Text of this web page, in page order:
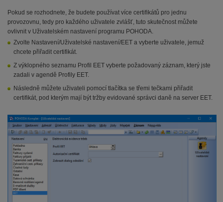
Pokud se rozhodnete, že budete používat více certifikátů pro jednu
provozovnu, tedy pro každého uživatele zvlášť, tuto skutečnost můžete
ovlivnit v Uživatelském nastavení programu POHODA.
Zvolte Nastavení/Uživatelské nastavení/EET a vyberte uživatele, jemuž
chcete přiřadit certifikát.
Z výklopného seznamu Profil EET vyberte požadovaný záznam, který jste
zadali v agendě Profily EET.
Následně můžete uživateli pomocí tlačítka se třemi tečkami přiřadit
certifikát, pod kterým mají být tržby evidované správci daně na server EET.